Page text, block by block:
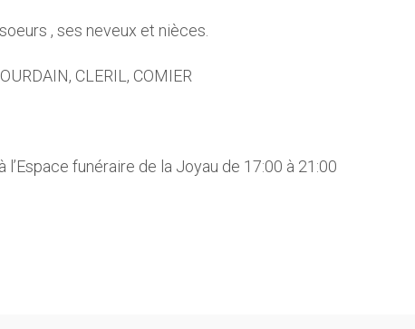
, ses neveux et nièces.
CLERIL, COMIER
l’Espace funéraire de la Joyau de 17:00 à 21:00